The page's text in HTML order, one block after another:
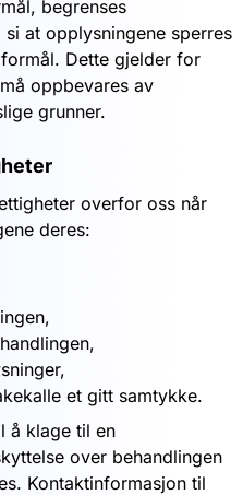
begrenses
at opplysningene sperres
Dette gjelder for
oppbevares av
grunner.
overfor oss når
deres:
et gitt samtykke.
å klage til en
over behandlingen
Kontaktinformasjon til